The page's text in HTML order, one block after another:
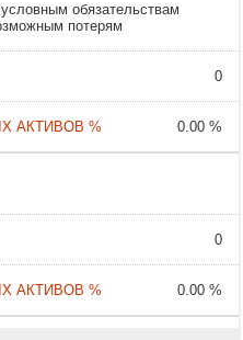
обязательствам
потерям
0
0.00 %
0
0.00 %